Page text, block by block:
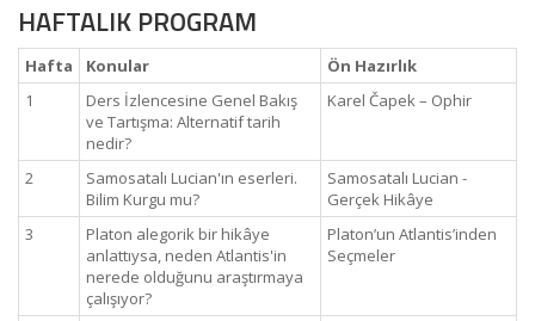
HAFTALIK PROGRAM
Hafta Konular
Ön Hazırlık
1
Ders İzlencesine Genel Bakış
ve Tartışma: Alternatif tarih
nedir?
Karel Čapek – Ophir
2
Samosatalı Lucian'ın eserleri.
Bilim Kurgu mu?
Samosatalı Lucian -
Gerçek Hikâye
3
Platon alegorik bir hikâye
anlattıysa, neden Atlantis'in
nerede olduğunu araştırmaya
çalışıyor?
Platon’un Atlantis’inden
Seçmeler